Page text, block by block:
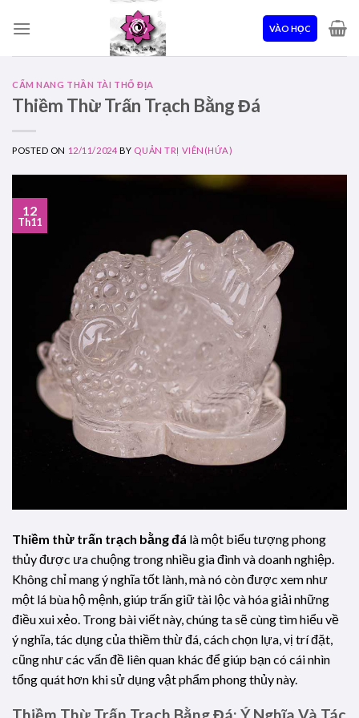
VÀO HỌC
CẨM NANG THẦN TÀI THỔ ĐỊA
Thiềm Thừ Trấn Trạch Bằng Đá
POSTED ON 12/11/2024 BY QUẢN TRỊ VIÊN(HỨA)
12
Th11
Thiềm thừ trấn trạch bằng đá là một biểu tượng phong
thủy được ưa chuộng trong nhiều gia đình và doanh nghiệp.
Không chỉ mang ý nghĩa tốt lành, mà nó còn được xem như
một lá bùa hộ mệnh, giúp trấn giữ tài lộc và hóa giải những
điều xui xẻo. Trong bài viết này, chúng ta sẽ cùng tìm hiểu về
ý nghĩa, tác dụng của thiềm thừ đá, cách chọn lựa, vị trí đặt,
cũng như các vấn đề liên quan khác để giúp bạn có cái nhìn
tổng quát hơn khi sử dụng vật phẩm phong thủy này.